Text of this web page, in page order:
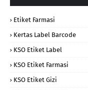
Etiket Farmasi
Kertas Label Barcode
KSO Etiket Label
KSO Etiket Farmasi
KSO Etiket Gizi